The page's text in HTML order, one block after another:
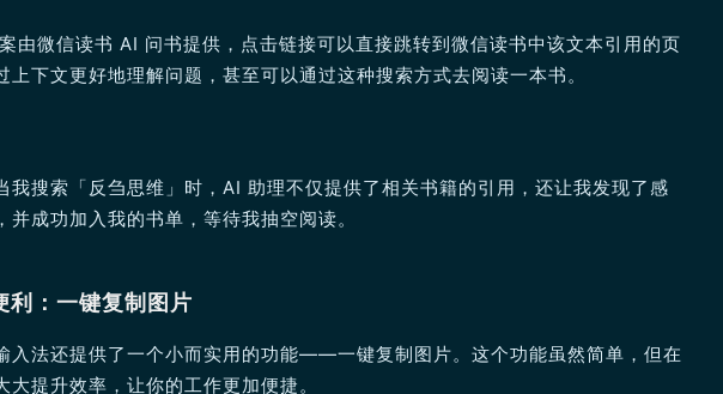
由微信读书 AI 问书提供，点击链接可以直接跳转到微信读书中该文本引用的页
上下文更好地理解问题，甚至可以通过这种搜索方式去阅读一本书。
我搜索「反刍思维」时，AI 助理不仅提供了相关书籍的引用，还让我发现了感
并成功加入我的书单，等待我抽空阅读。
利：一键复制图片
入法还提供了一个小而实用的功能——一键复制图片。这个功能虽然简单，但在
大提升效率，让你的工作更加便捷。